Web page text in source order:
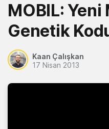
MOBIL: Yeni
Genetik
Kaan Çalışkan
17 Nisan 2013